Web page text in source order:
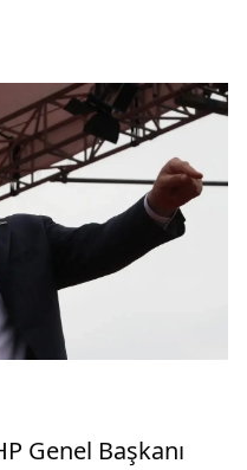
Genel Başkanı